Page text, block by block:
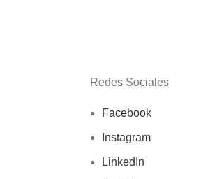
Redes Sociales
Facebook
Instagram
LinkedIn